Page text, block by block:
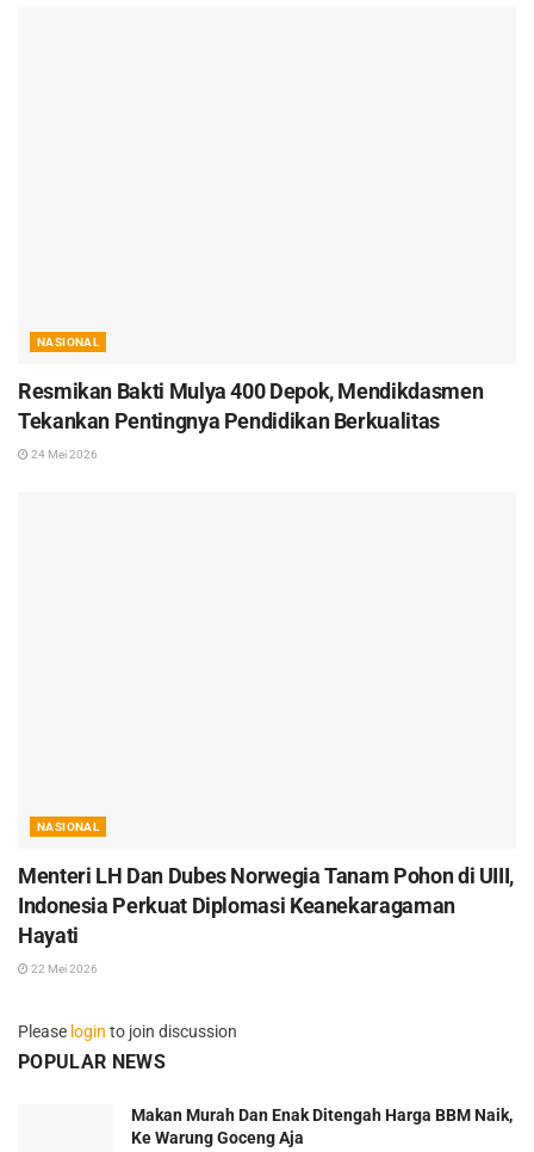
NASIONAL
Resmikan Bakti Mulya 400 Depok, Mendikdasmen
Tekankan Pentingnya Pendidikan Berkualitas
24 Mei 2026
NASIONAL
Menteri LH Dan Dubes Norwegia Tanam Pohon di UIII,
Indonesia Perkuat Diplomasi Keanekaragaman
Hayati
22 Mei 2026
Please login to join discussion
POPULAR NEWS
Makan Murah Dan Enak Ditengah Harga BBM Naik,
Ke Warung Goceng Aja